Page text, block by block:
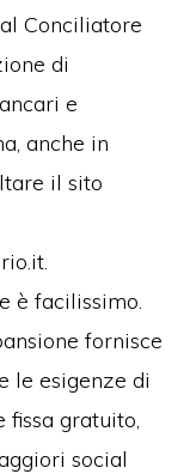
Conciliatore
di
e
anche in
il sito
è facilissimo.
fornisce
le esigenze di
gratuito,
social